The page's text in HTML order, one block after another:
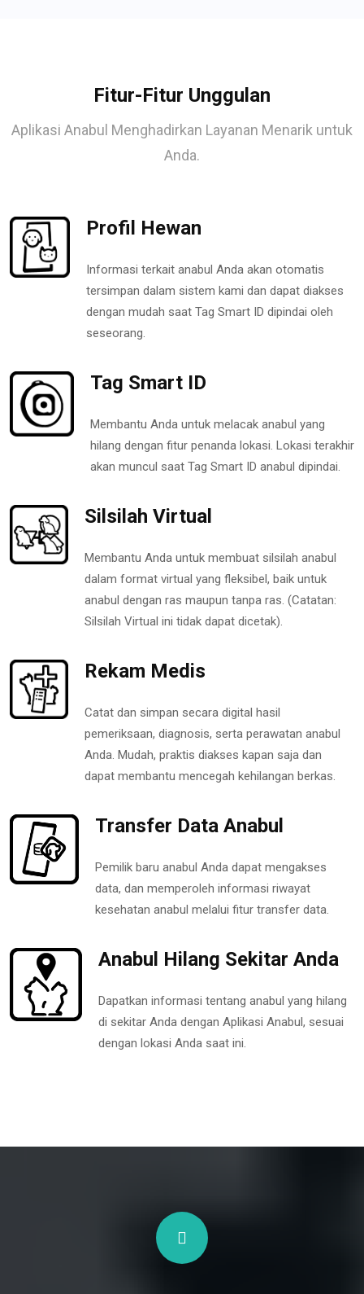
Fitur-Fitur Unggulan
Aplikasi Anabul Menghadirkan Layanan Menarik untuk
Anda.
Profil Hewan
Informasi terkait anabul Anda akan otomatis
tersimpan dalam sistem kami dan dapat diakses
dengan mudah saat Tag Smart ID dipindai oleh
seseorang.
Tag Smart ID
Membantu Anda untuk melacak anabul yang
hilang dengan fitur penanda lokasi. Lokasi terakhir
akan muncul saat Tag Smart ID anabul dipindai.
Silsilah Virtual
Membantu Anda untuk membuat silsilah anabul
dalam format virtual yang fleksibel, baik untuk
anabul dengan ras maupun tanpa ras. (Catatan:
Silsilah Virtual ini tidak dapat dicetak).
Rekam Medis
Catat dan simpan secara digital hasil
pemeriksaan, diagnosis, serta perawatan anabul
Anda. Mudah, praktis diakses kapan saja dan
dapat membantu mencegah kehilangan berkas.
Transfer Data Anabul
Pemilik baru anabul Anda dapat mengakses
data, dan memperoleh informasi riwayat
kesehatan anabul melalui fitur transfer data.
Anabul Hilang Sekitar Anda
Dapatkan informasi tentang anabul yang hilang
di sekitar Anda dengan Aplikasi Anabul, sesuai
dengan lokasi Anda saat ini.